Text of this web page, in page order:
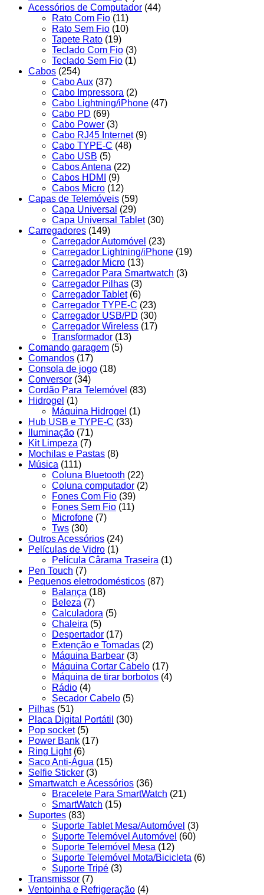
Acessórios de Computador (44)
Rato Com Fio (11)
Rato Sem Fio (10)
Tapete Rato (19)
Teclado Com Fio (3)
Teclado Sem Fio (1)
Cabos (254)
Cabo Aux (37)
Cabo Impressora (2)
Cabo Lightning/iPhone (47)
Cabo PD (69)
Cabo Power (3)
Cabo RJ45 Internet (9)
Cabo TYPE-C (48)
Cabo USB (5)
Cabos Antena (22)
Cabos HDMI
(9)
Cabos Micro (12)
Capas de Telemóveis (59)
Capa Universal (29)
Capa Universal Tablet (30)
Carregadores (149)
Carregador Automóvel (23)
Carregador Lightning/iPhone (19)
Carregador Micro (13)
Carregador Para Smartwatch (3)
Carregador Pilhas (3)
Carregador Tablet (6)
Carregador TYPE-C (23)
Carregador USB/PD (30)
Carregador Wireless (17)
Transformador (13)
Comando garagem (5)
Comandos (17)
Consola de jogo (18)
Conversor (34)
Cordão Para Telemóvel (83)
Hidrogel (1)
Máquina Hidrogel (1)
Hub USB e TYPE-C (33)
Iluminação (71)
Kit Limpeza (7)
Mochilas e Pastas (8)
Música (111)
Coluna Bluetooth (22)
Coluna computador (2)
Fones Com Fio (39)
Fones Sem Fio (11)
Microfone (7)
Tws (30)
Outros Acessórios (24)
Películas de Vidro (1)
Película Cârama Traseira (1)
Pen Touch (7)
Pequenos eletrodomésticos (87)
Balança (18)
Beleza (7)
Calculadora (5)
Chaleira (5)
Despertador (17)
Extenção e Tomadas (2)
Máquina Barbear (3)
Máquina Cortar Cabelo (17)
Máquina de tirar borbotos (4)
Rádio (4)
Secador Cabelo (5)
Pilhas (51)
Placa Digital Portátil (30)
Pop socket (5)
Power Bank (17)
Ring Light (6)
Saco Anti-Água (15)
Selfie Sticker (3)
Smartwatch e Acessórios (36)
Bracelete Para SmartWatch (21)
SmartWatch (15)
Suportes (83)
Suporte Tablet Mesa/Automóvel (3)
Suporte Telemóvel Automóvel (60)
Suporte Telemóvel Mesa (12)
Suporte Telemóvel Mota/Bicicleta (6)
Suporte Tripé (3)
Transmissor (7)
Ventoinha e Refrigeração (4)